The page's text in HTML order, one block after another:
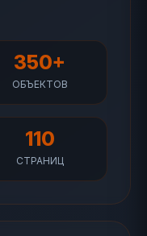
350+
ОБЪЕКТОВ
110
СТРАНИЦ